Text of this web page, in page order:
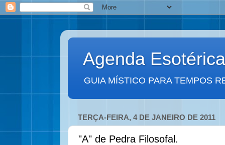
Agenda Esotérica
GUIA MÍSTICO PARA TEMPOS
TERÇA-FEIRA, 4 DE JANEIRO DE 2011
"A" de Pedra Filosofal.